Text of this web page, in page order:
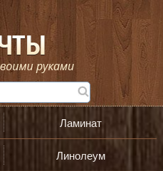
Ламинат
Линолеум